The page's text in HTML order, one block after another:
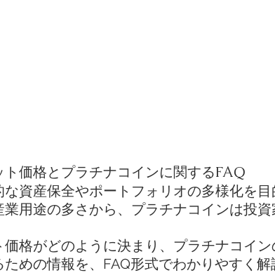
価格とプラチナコインに関するFAQ
資産保全やポートフォリオの多様化を
用途の多さから、プラチナコインは投
格がどのように決まり、プラチナコイ
めの情報を、FAQ形式でわかりやすく解